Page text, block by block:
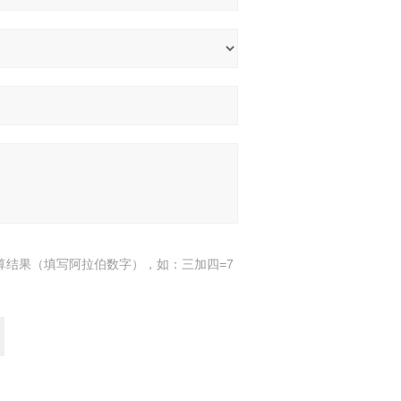
结果（填写阿拉伯数字），如：三加四=7